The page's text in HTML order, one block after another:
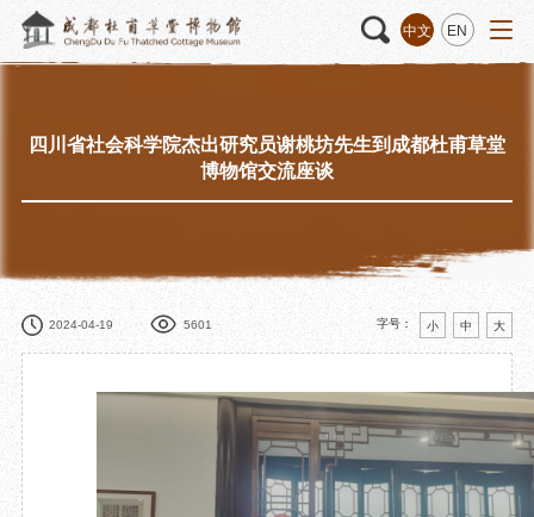
中文 EN
请
“人日游草堂”系列文化活动
数字资源
捐赠名录
文创 杜甫草堂文创馆
四川省社会科学院杰出研究员谢桃坊先生到成都杜甫草堂
博物馆交流座谈
2024-04-19 5601 字号： 小 中 大